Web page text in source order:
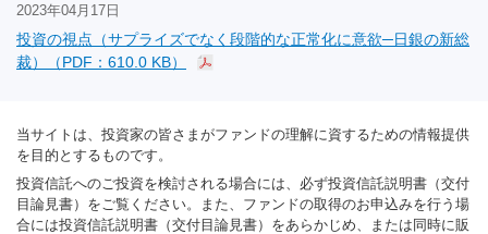
2023年04月17日
投資の視点（サプライズでなく段階的な正常化に意欲─日銀の新総
裁）（PDF：610.0 KB）
当サイトは、投資家の皆さまがファンドの理解に資するための情報提供
を目的とするものです。
投資信託へのご投資を検討される場合には、必ず投資信託説明書（交付
目論見書）をご覧ください。また、ファンドの取得のお申込みを行う場
合には投資信託説明書（交付目論見書）をあらかじめ、または同時に販